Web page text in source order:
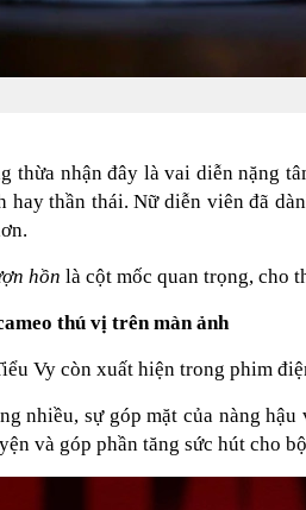
thừa nhận đây là vai diễn nặng
hay thần thái. Nữ diễn viên đã
hồn là cột mốc quan trọng, cho
thú vị trên màn ảnh
Vy còn xuất hiện trong phim
nhiều, sự góp mặt của nàng
và góp phần tăng sức hút cho